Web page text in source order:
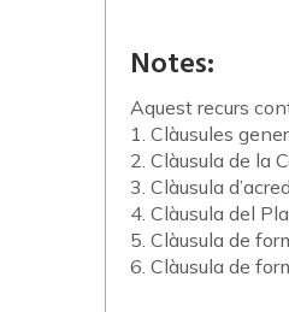
Notes:
Aquest recurs
1. Clàusules
2. Clàusula de la
3. Clàusula
4. Clàusula del
5. Clàusula de
6. Clàusula de